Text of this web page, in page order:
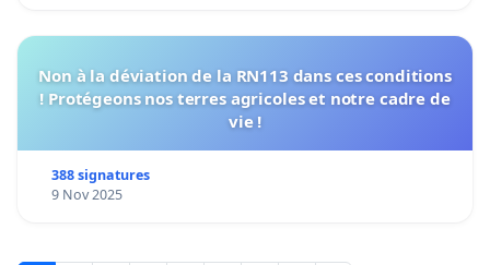
Non à la déviation de la RN113 dans ces conditions
! Protégeons nos terres agricoles et notre cadre de
vie !
388 signatures
9 Nov 2025